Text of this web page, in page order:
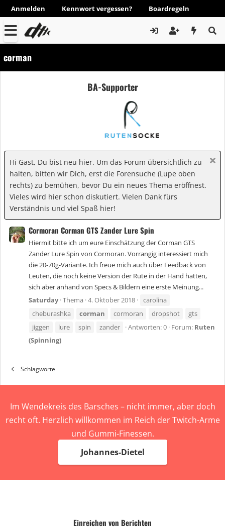
Anmelden Kennwort vergessen? Boardregeln
corman
BA-Supporter
Hi Gast, Du bist neu hier. Um das Forum übersichtlich zu
halten, bitten wir Dich, erst die Forensuche (Lupe oben
rechts) zu bemühen, bevor Du ein neues Thema eröffnest.
Vieles wird hier schon diskutiert. Vielen Dank fürs
Verständnis und viel Spaß hier!
Cormoran Corman GTS Zander Lure Spin
Hiermit bitte ich um eure Einschätzung der Corman GTS
Zander Lure Spin von Cormoran. Vorrangig interessiert mich
die 20-70g-Variante. Ich freue mich auch über Feedback von
Leuten, die noch keine Version der Rute in der Hand hatten,
sich aber anhand von Specs & Bildern eine erste Meinung...
Saturday Thema 4. Oktober 2018
carolina
cheburashka
corman cormoran dropshot
gts
jiggen
lure spin zander Antworten: 0 Forum: Ruten
(Spinning)
Schlagworte
Im Wendekreis des Barsches – nicht immer, aber doch
recht oft. Herzlich willkommen im Reich der Twitch-Arme
und Gummi-Finessen.
Johannes-Dietel
Einreichen von Berichten